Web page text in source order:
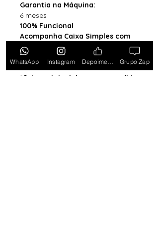
Garantia na Máquina:
6 meses
100% Funcional
Acompanha Caixa Simples com
Almofada (exceto para os
estados PB, SE, RR, MT, PE e AL)
*Caixa original da marca vendida
WhatsApp Instagram Grupo Zap